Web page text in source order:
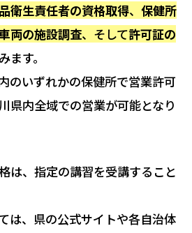
衛生責任者の資格取得、保健所
両の施設調査、そして許可証の
ます。
のいずれかの保健所で営業許可
県内全域での営業が可能となり
は、指定の講習を受講すること
は、県の公式サイトや各自治体